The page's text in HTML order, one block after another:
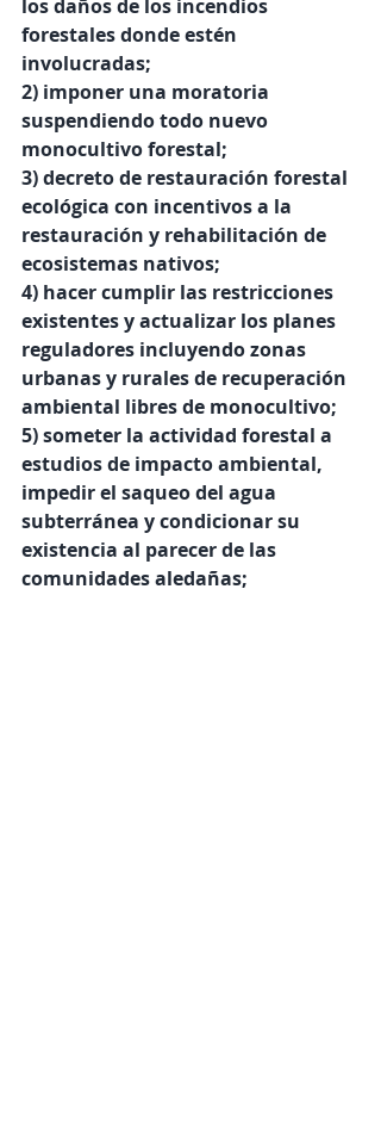
los daños de los incendios
forestales donde estén
involucradas;
2) imponer una moratoria
suspendiendo todo nuevo
monocultivo forestal;
3) decreto de restauración forestal
ecológica con incentivos a la
restauración y rehabilitación de
ecosistemas nativos;
4) hacer cumplir las restricciones
existentes y actualizar los planes
reguladores incluyendo zonas
urbanas y rurales de recuperación
ambiental libres de monocultivo;
5) someter la actividad forestal a
estudios de impacto ambiental,
impedir el saqueo del agua
subterránea y condicionar su
existencia al parecer de las
comunidades aledañas;